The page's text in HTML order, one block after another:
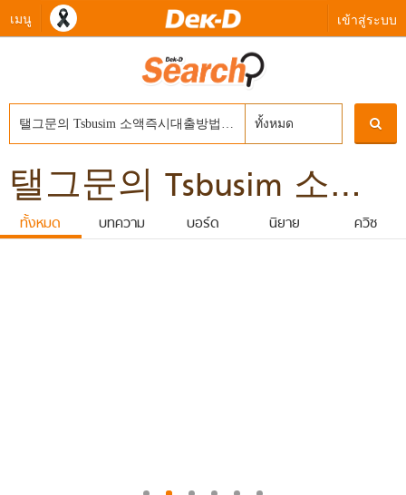
เมนู เข้าสู่ระบบ
ทั้งหมด
탤그문의 Tsbusim 소액즉시대출방법문의 탬스뷰선불유심내구제 창녕군간편긴급생계자금지원 50만원모바일급전대출 타인명의선불유심삽니다
ทั้งหมด บทความ บอร์ด นิยาย ควิซ